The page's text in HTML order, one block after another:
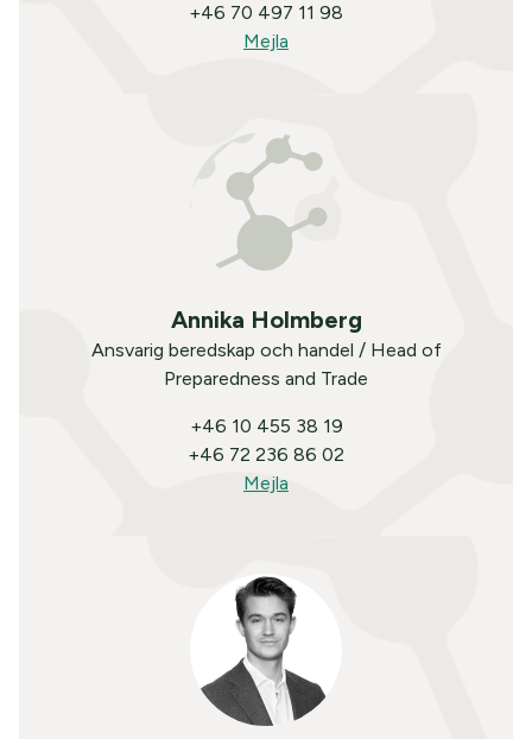
+46 70 497 11 98
Mejla
Annika Holmberg
Ansvarig beredskap och handel / Head of
Preparedness and Trade
+46 10 455 38 19
+46 72 236 86 02
Mejla